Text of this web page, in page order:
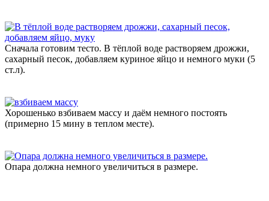
Сначала готовим тесто. В тёплой воде растворяем дрожжи,
сахарный песок, добавляем куриное яйцо и немного муки (5
ст.л).
Хорошенько взбиваем массу и даём немного постоять
(примерно 15 мину в теплом месте).
Опара должна немного увеличиться в размере.